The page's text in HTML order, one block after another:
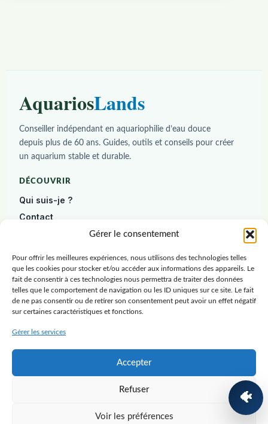
Gérer le consentement
Pour offrir les meilleures expériences, nous utilisons des technologies telles
que les cookies pour stocker et/ou accéder aux informations des appareils. Le
fait de consentir à ces technologies nous permettra de traiter des données
telles que le comportement de navigation ou les ID uniques sur ce site. Le fait
de ne pas consentir ou de retirer son consentement peut avoir un effet négatif
sur certaines caractéristiques et fonctions.
Gérer les services
Accepter
Refuser
Voir les préférences
AquariosLands
Conseiller indépendant en aquariophilie d’eau douce
depuis plus de 60 ans. Guides, outils et conseils pour créer
un aquarium stable et durable.
DÉCOUVRIR
Qui suis-je ?
Contact
Diagnostic gratuit
DÉBUTER
Construire un aquarium
Poissons
Plantes
Crevettes
Blog
🐠